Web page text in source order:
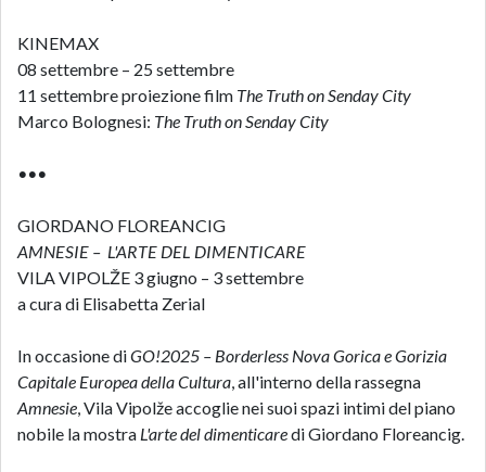
KINEMAX
08 settembre – 25 settembre
11 settembre proiezione film The Truth on Senday City
Marco Bolognesi: The Truth on Senday City
•••
GIORDANO FLOREANCIG
AMNESIE – L'ARTE DEL DIMENTICARE
VILA VIPOLŽE 3 giugno – 3 settembre
a cura di Elisabetta Zerial
In occasione diGO!2025 – Borderless Nova Gorica e Gorizia
Capitale Europea della Cultura, all'interno della rassegna
Amnesie, Vila Vipolže accoglie nei suoi spazi intimi del piano
nobile la mostra L'arte del dimenticaredi Giordano Floreancig.